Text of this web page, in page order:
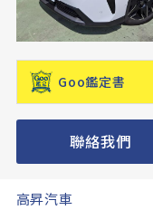
Goo鑑定書
聯絡我們
高昇汽車